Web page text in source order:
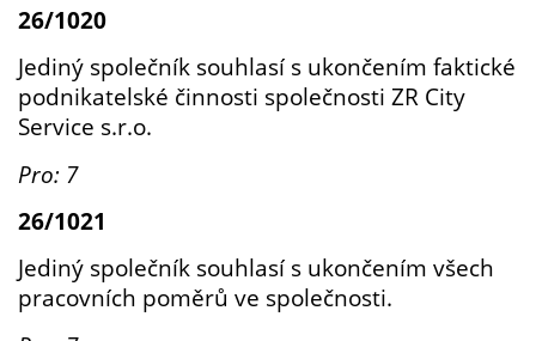
26/1020
Jediný společník souhlasí s ukončením faktické
podnikatelské činnosti společnosti ZR City
Service s.r.o.
Pro: 7
26/1021
Jediný společník souhlasí s ukončením všech
pracovních poměrů ve společnosti.